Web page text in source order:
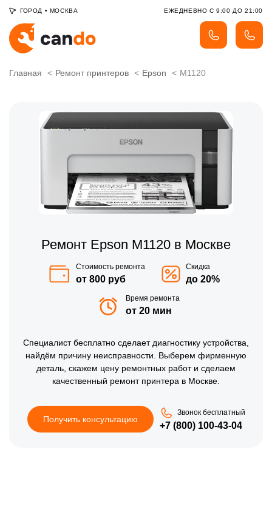
ГОРОД • МОСКВА ЕЖЕДНЕВНО С 9:00 ДО 21:00
Главная Ремонт принтеров Epson M1120
Ремонт Epson M1120 в Москве
Стоимость ремонта
от 800 руб
Скидка
до 20%
Время ремонта
от 20 мин
Специалист бесплатно сделает диагностику устройства,
найдём причину неисправности. Выберем фирменную
деталь, скажем цену ремонтных работ и сделаем
качественный ремонт принтера в Москве.
Получить консультацию
Звонок бесплатный
+7 (800) 100-43-04